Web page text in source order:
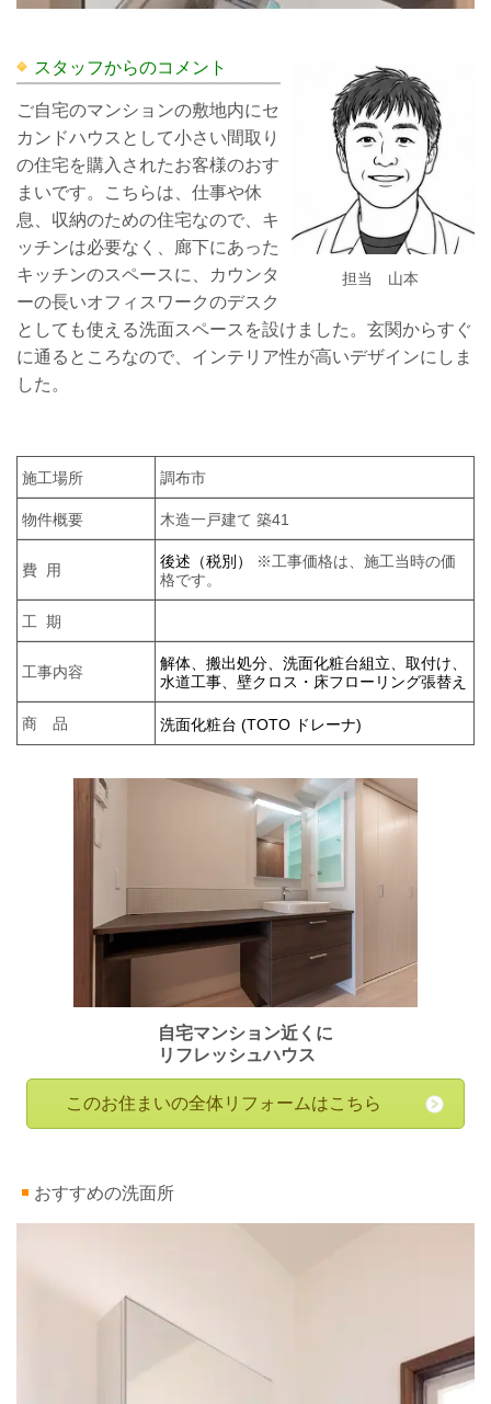
担当 山本
スタッフからのコメント
ご自宅のマンションの敷地内にセ
カンドハウスとして小さい間取り
の住宅を購入されたお客様のおす
まいです。こちらは、仕事や休
息、収納のための住宅なので、キ
ッチンは必要なく、廊下にあった
キッチンのスペースに、カウンタ
ーの長いオフィスワークのデスク
としても使える洗面スペースを設けました。玄関からすぐ
に通るところなので、インテリア性が高いデザインにしま
した。
施工場所 調布市
物件概要 木造一戸建て 築41
費 用 後述（税別）
※工事価格は、施工当時の価
格です。
工 期
工事内容
解体、搬出処分、洗面化粧台組立、取付け、
水道工事、壁クロス・床フローリング張替え
商 品 洗面化粧台 (TOTO ドレーナ)
自宅マンション近くに
リフレッシュハウス
このお住まいの全体リフォームはこちら
おすすめの洗面所